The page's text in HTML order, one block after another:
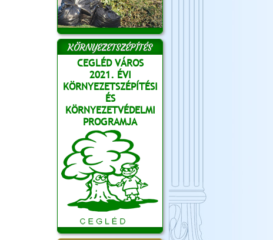
KÖRNYEZETSZÉPÍTÉS
CEGLÉD VÁROS
2021. ÉVI
KÖRNYEZETSZÉPÍTÉSI
ÉS
KÖRNYEZETVÉDELMI
PROGRAMJA